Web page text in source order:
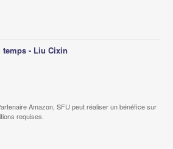
- Liu Cixin
Amazon, SFU peut réaliser un bénéfice sur
requises.